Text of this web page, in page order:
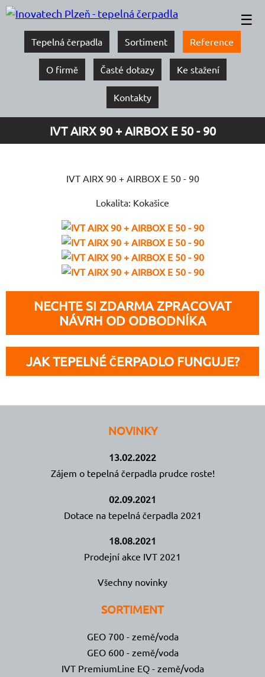
☰
Tepelná čerpadla Sortiment Reference
O firmě Časté dotazy Ke stažení
Kontakty
IVT AIRX 90 + AIRBOX E 50 - 90
IVT AIRX 90 + AIRBOX E 50 - 90
Lokalita: Kokašice
NECHTE SI ZDARMA ZPRACOVAT
NÁVRH OD ODBODNÍKA
JAK TEPELNÉ ČERPADLO FUNGUJE?
NOVINKY
13.02.2022
Zájem o tepelná čerpadla prudce roste!
02.09.2021
Dotace na tepelná čerpadla 2021
18.08.2021
Prodejní akce IVT 2021
Všechny novinky
SORTIMENT
GEO 700 - země/voda
GEO 600 - země/voda
IVT PremiumLine EQ - země/voda